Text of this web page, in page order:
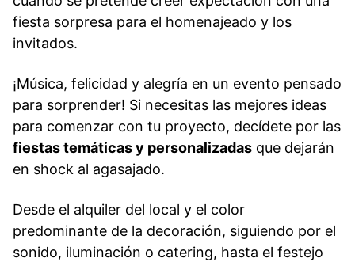
fiesta sorpresa para el homenajeado y los
invitados.
¡Música, felicidad y alegría en un evento pensado
para sorprender! Si necesitas las mejores ideas
para comenzar con tu proyecto, decídete por las
fiestas temáticas y personalizadas que dejarán
en shock al agasajado.
Desde el alquiler del local y el color
predominante de la decoración, siguiendo por el
sonido, iluminación o catering, hasta el festejo